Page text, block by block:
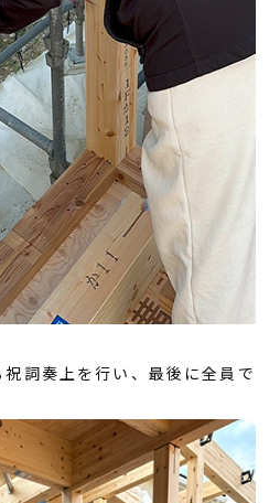
詞奏上を行い、最後に全員で